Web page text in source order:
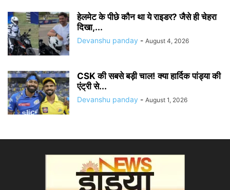
हेलमेट के पीछे कौन था ये राइडर? जैसे ही चेहरा
दिखा,...
Devanshu panday - August 4, 2026
CSK की सबसे बड़ी चाल! क्या हार्दिक पांड्या की
एंट्री से...
Devanshu panday - August 1, 2026